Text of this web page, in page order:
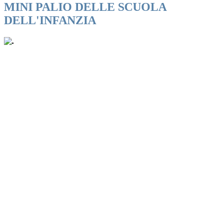
MINI PALIO DELLE SCUOLA
DELL'INFANZIA